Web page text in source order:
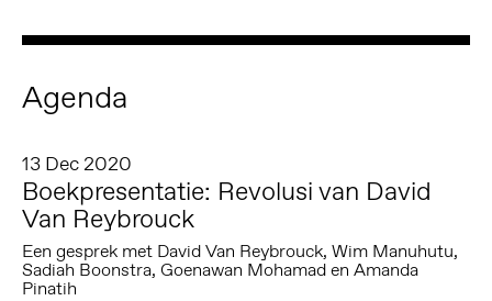
Agenda
13 Dec 2020
Boekpresentatie: Revolusi van David
Van Reybrouck
Een gesprek met David Van Reybrouck, Wim Manuhutu,
Sadiah Boonstra, Goenawan Mohamad en Amanda
Pinatih